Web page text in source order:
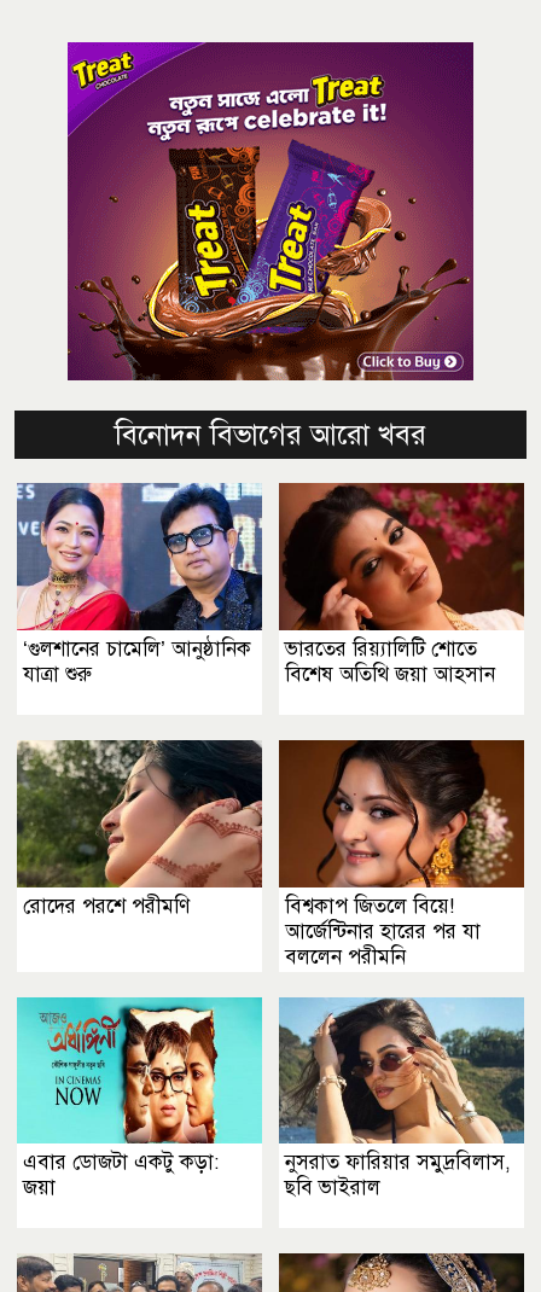
বিনোদন বিভাগের আরো খবর
‘গুলশানের চামেলি’ আনুষ্ঠানিক
যাত্রা শুরু
ভারতের রিয়্যালিটি শোতে
বিশেষ অতিথি জয়া আহসান
রোদের পরশে পরীমণি
বিশ্বকাপ জিতলে বিয়ে!
আর্জেন্টিনার হারের পর যা
বললেন পরীমনি
এবার ডোজটা একটু কড়া:
জয়া
নুসরাত ফারিয়ার সমুদ্রবিলাস,
ছবি ভাইরাল